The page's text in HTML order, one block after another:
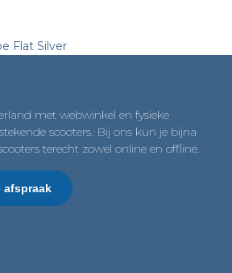
Flat Silver
met webwinkel en fysieke
scooters. Bij ons kun je bijna
terecht zowel online en offline.
afspraak